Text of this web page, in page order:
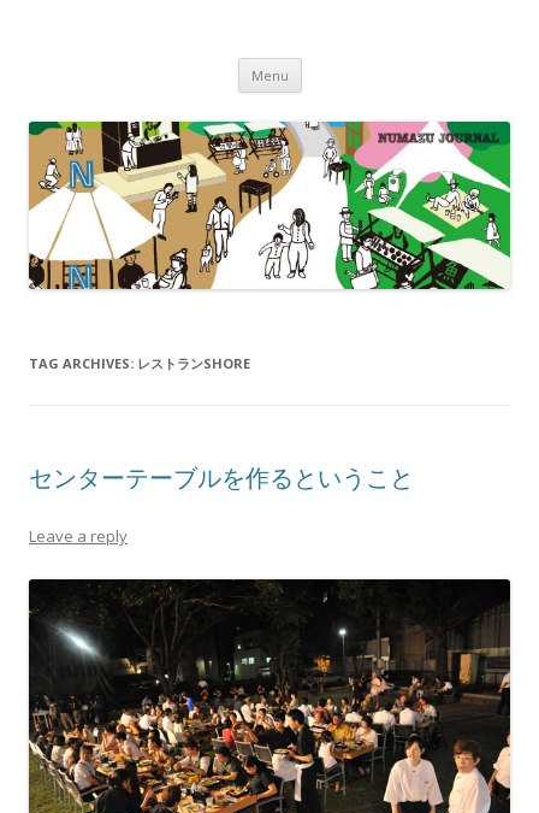
Menu Skip to content
TAG ARCHIVES: レストランSHORE
センターテーブルを作るということ
Leave a reply